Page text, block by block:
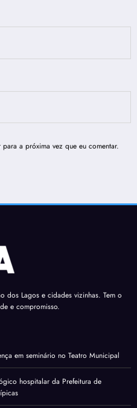
a próxima vez que eu comentar.
dos Lagos e cidades vizinhas. Tem o
e compromisso.
em seminário no Teatro Municipal
hospitalar da Prefeitura de